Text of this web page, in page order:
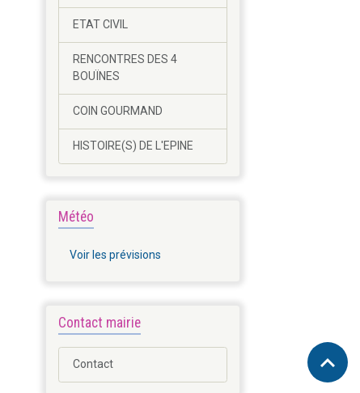
ETAT CIVIL
RENCONTRES DES 4
BOUÏNES
COIN GOURMAND
HISTOIRE(S) DE L'EPINE
Météo
Voir les prévisions
Contact mairie
Contact